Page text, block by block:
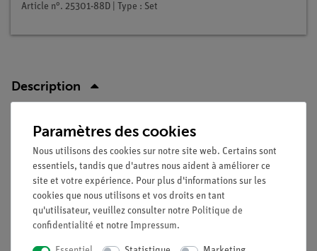
Article n°. 25301-88D | Type : Set
Description
Principe
Le dioxyde de carbone possède des propriétés
caractéristiques qui sont utilisées dans les applications
techniques. Par exemple, l'effet d'étouffement des flammes du
dioxyde de carbone est utilisé dans la lutte contre les
incendies. Dans les extincteurs à mousse, le dioxyde de
carbone est produit et pulvérisé sous forme de mousse dans
les substances en feu pour étouffer les flammes (par
Paramètres des cookies
Nous utilisons des cookies sur notre site web. Certains sont
essentiels, tandis que d'autres nous aident à améliorer ce
site et votre expérience. Pour plus d'informations sur les
cookies que nous utilisons et vos droits en tant
qu'utilisateur, veuillez consulter notre Politique de
confidentialité et notre Impressum.